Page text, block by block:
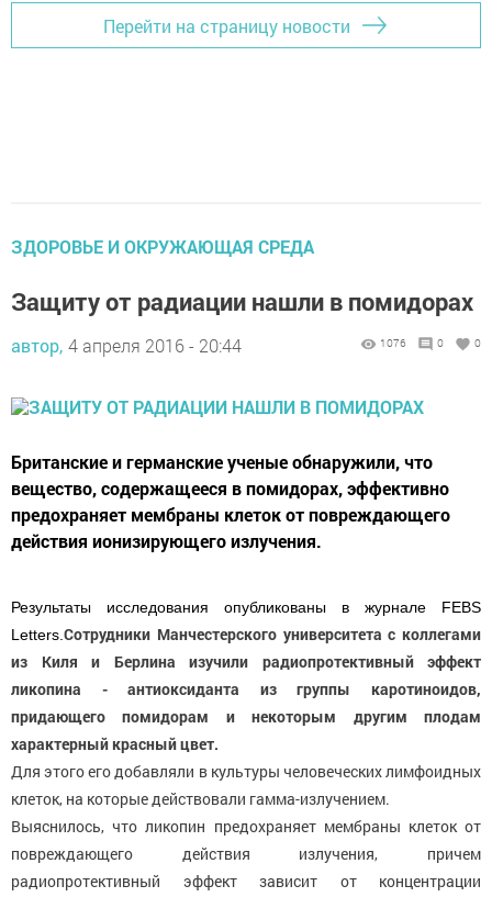
Перейти на страницу новости
ЗДОРОВЬЕ И ОКРУЖАЮЩАЯ СРЕДА
Защиту от радиации нашли в помидорах
автор, 4 апреля 2016 - 20:44 1076 0 0
Британские и германские ученые обнаружили, что
вещество, содержащееся в помидорах, эффективно
предохраняет мембраны клеток от повреждающего
действия ионизирующего излучения.
Результаты исследования опубликованы в журнале FEBS
Letters. Сотрудники Манчестерского университета с коллегами
из Киля и Берлина изучили радиопротективный эффект
ликопина - антиоксиданта из группы каротиноидов,
придающего помидорам и некоторым другим плодам
характерный красный цвет.
Для этого его добавляли в культуры человеческих лимфоидных
клеток, на которые действовали гамма-излучением.
Выяснилось, что ликопин предохраняет мембраны клеток от
повреждающего действия излучения, причем
радиопротективный эффект зависит от концентрации